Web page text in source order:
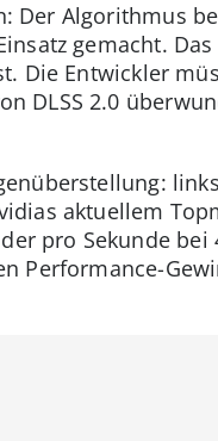
Der Algorithmus
gemacht.
Die Entwickler
DLSS 2.0
aktuellem
pro Sekunde bei
Performance-